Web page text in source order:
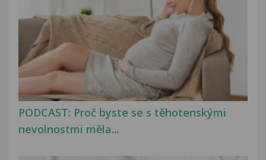
PODCAST: Proč byste se s těhotenskými
nevolnostmi měla...